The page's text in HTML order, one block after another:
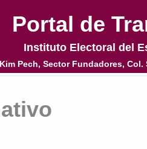
Portal de
Instituto Electoral del
Pech, Sector Fundadores,
Portal de
Instituto Electoral del
Pech, Sector Fundadores,